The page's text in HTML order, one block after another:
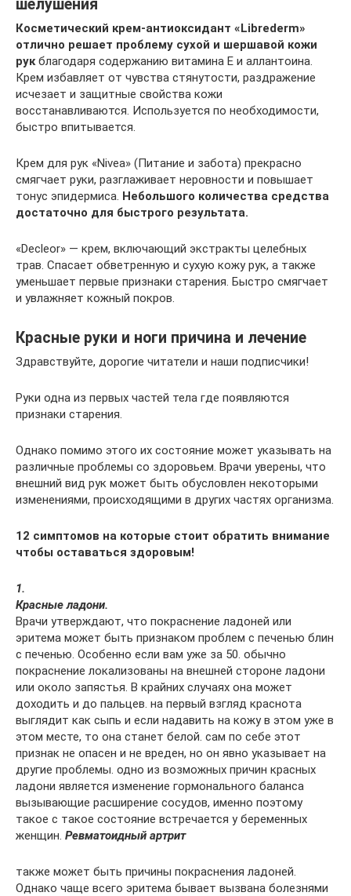
шелушения
Косметический крем-антиоксидант «Librederm»
отлично решает проблему сухой и шершавой кожи
рук благодаря содержанию витамина Е и аллантоина.
Крем избавляет от чувства стянутости, раздражение
исчезает и защитные свойства кожи
восстанавливаются. Используется по необходимости,
быстро впитывается.
Крем для рук «Nivea» (Питание и забота) прекрасно
смягчает руки, разглаживает неровности и повышает
тонус эпидермиса. Небольшого количества средства
достаточно для быстрого результата.
«Decleor» — крем, включающий экстракты целебных
трав. Спасает обветренную и сухую кожу рук, а также
уменьшает первые признаки старения. Быстро смягчает
и увлажняет кожный покров.
Красные руки и ноги причина и лечение
Здравствуйте, дорогие читатели и наши подписчики!
Руки одна из первых частей тела где появляются
признаки старения.
Однако помимо этого их состояние может указывать на
различные проблемы со здоровьем. Врачи уверены, что
внешний вид рук может быть обусловлен некоторыми
изменениями, происходящими в других частях организма.
12 симптомов на которые стоит обратить внимание
чтобы оставаться здоровым!
1.
Красные ладони.
Врачи утверждают, что покраснение ладоней или
эритема может быть признаком проблем с печенью блин
с печенью. Особенно если вам уже за 50. обычно
покраснение локализованы на внешней стороне ладони
или около запястья. В крайних случаях она может
доходить и до пальцев. на первый взгляд краснота
выглядит как сыпь и если надавить на кожу в этом уже в
этом месте, то она станет белой. сам по себе этот
признак не опасен и не вреден, но он явно указывает на
другие проблемы. одно из возможных причин красных
ладони является изменение гормонального баланса
вызывающие расширение сосудов, именно поэтому
такое с такое состояние встречается у беременных
женщин. Ревматоидный артрит
также может быть причины покраснения ладоней.
Однако чаще всего эритема бывает вызвана болезнями